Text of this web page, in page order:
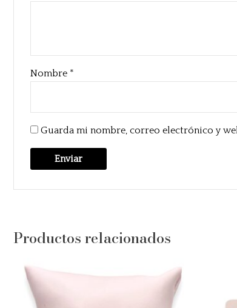
Nombre *
Guarda mi nombre, correo electrónico y
Productos relacionados